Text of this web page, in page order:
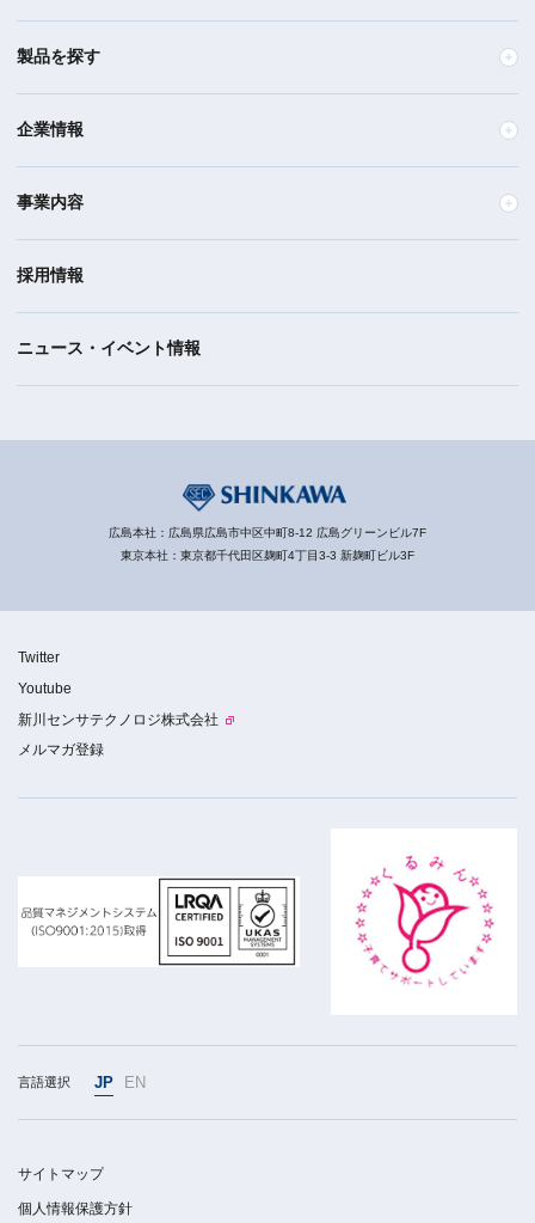
製品を探す
企業情報
事業内容
採用情報
ニュース・イベント情報
広島本社：広島県広島市中区中町8-12 広島グリーンビル7F
東京本社：東京都千代田区麹町4丁目3-3 新麹町ビル3F
Twitter
Youtube
新川センサテクノロジ株式会社
メルマガ登録
言語選択 JP EN
サイトマップ
個人情報保護方針